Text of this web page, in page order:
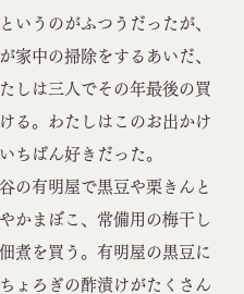
いうのがふつうだったが、
家中の掃除をするあいだ、
しは三人でその年最後の買
る。わたしはこのお出かけ
ちばん好きだった。
の有明屋で黒豆や栗きんと
かまぼこ、常備用の梅干し
煮を買う。有明屋の黒豆に
ょろぎの酢漬けがたくさん